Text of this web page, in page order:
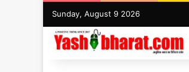
Sunday, August 9 2026